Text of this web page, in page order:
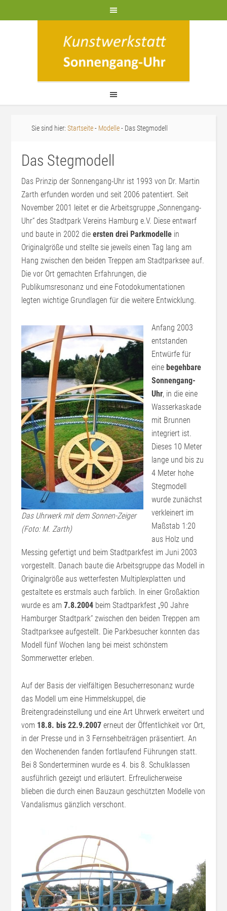
Sie sind hier:Startseite- Modelle- Das Stegmodell
Das Stegmodell
Das Prinzip der Sonnengang-Uhr ist 1993 von Dr. Martin
Zarth erfunden worden und seit 2006 patentiert. Seit
November 2001 leitet er die Arbeitsgruppe „Sonnengang-
Uhr“ des Stadtpark Vereins Hamburg e.V. Diese entwarf
und baute in 2002 dieersten drei Parkmodelle in
Originalgröße und stellte sie jeweils einen Tag lang am
Hang zwischen den beiden Treppen am Stadtparksee auf.
Die vor Ort gemachten Erfahrungen, die
Publikumsresonanz und eine Fotodokumentationen
legten wichtige Grundlagen für die weitere Entwicklung.
Das Uhrwerk mit dem Sonnen-Zeiger
(Foto: M. Zarth)
Anfang 2003
entstanden
Entwürfe für
einebegehbare
Sonnengang-
Uhr, in die eine
Wasserkaskade
mit Brunnen
integriert ist.
Dieses 10 Meter
lange und bis zu
4 Meter hohe
Stegmodell
wurde zunächst
verkleinert im
Maßstab 1:20
aus Holz und
Messing gefertigt und beim Stadtparkfest im Juni 2003
vorgestellt. Danach baute die Arbeitsgruppe das Modell in
Originalgröße aus wetterfesten Multiplexplatten und
gestaltete es erstmals auch farblich. In einer Großaktion
wurde es am7.8.2004 beim Stadtparkfest „90 Jahre
Hamburger Stadtpark“ zwischen den beiden Treppen am
Stadtparksee aufgestellt. Die Parkbesucher konnten das
Modell fünf Wochen lang bei meist schönstem
Sommerwetter erleben.
Auf der Basis der vielfältigen Besucherresonanz wurde
das Modell um eine Himmelskuppel, die
Breitengradeinstellung und eine Art Uhrwerk erweitert und
vom 18.8. bis 22.9.2007 erneut der Öffentlichkeit vor Ort,
in der Presse und in 3 Fernsehbeiträgen präsentiert. An
den Wochenenden fanden fortlaufend Führungen statt.
Bei 8 Sonderterminen wurde es 4. bis 8. Schulklassen
ausführlich gezeigt und erläutert. Erfreulicherweise
blieben die durch einen Bauzaun geschützten Modelle von
Vandalismus gänzlich verschont.